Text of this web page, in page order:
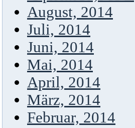
August, 2014
Juli, 2014
Juni, 2014
Mai, 2014
April, 2014
März, 2014
Februar, 2014